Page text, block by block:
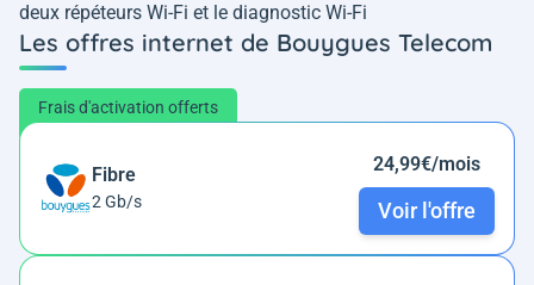
deux répéteurs Wi-Fi et le diagnostic Wi-Fi
Les offres internet de Bouygues Telecom
Frais d'activation offerts
Fibre
2 Gb/s
24,99€/mois
Voir l'offre